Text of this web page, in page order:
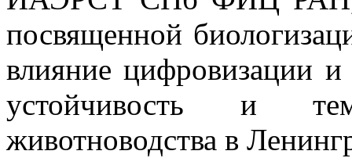
посвященной
влияние цифровизации и
устойчивость и
животноводства в